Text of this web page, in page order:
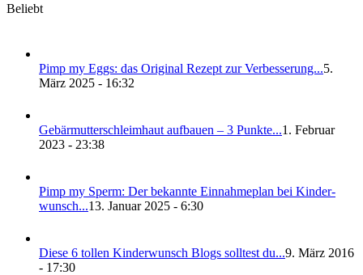
Beliebt
Pimp my Eggs: das Ori­gi­nal Rezept zur Ver­bes­se­rung...5.
März 2025 - 16:32
Gebär­mut­ter­schleim­haut auf­bau­en – 3 Punk­te...1. Februar
2023 - 23:38
Pimp my Sperm: Der bekann­te Ein­nah­me­plan bei Kin­der­
wunsch...13. Januar 2025 - 6:30
Die­se 6 tol­len Kin­der­wunsch Blogs soll­test du...9. März 2016
- 17:30